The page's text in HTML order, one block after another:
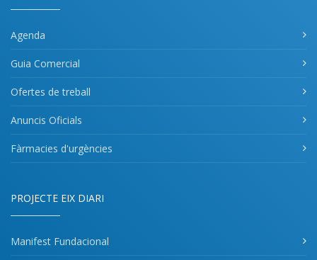
Agenda
Guia Comercial
Ofertes de treball
Anuncis Oficials
Fàrmacies d'urgències
PROJECTE EIX DIARI
Manifest Fundacional